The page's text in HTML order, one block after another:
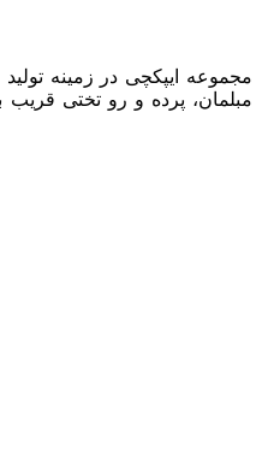
مجموعه ایپکچی در زمینه
مبلمان، پرده و رو تختی